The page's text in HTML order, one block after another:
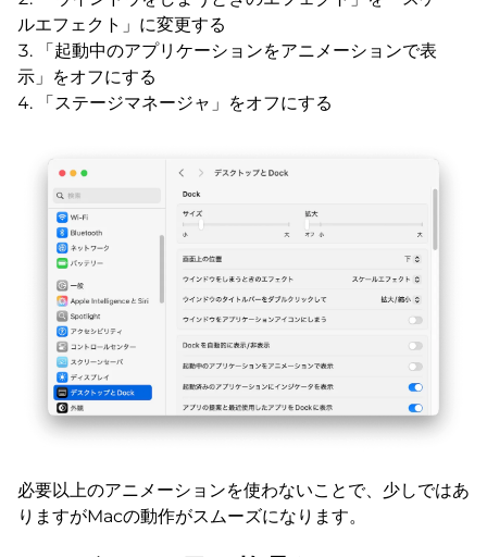
ルエフェクト」に変更する
「起動中のアプリケーションをアニメーションで表
示」をオフにする
「ステージマネージャ」をオフにする
必要以上のアニメーションを使わないことで、少しではあ
りますがMacの動作がスムーズになります。